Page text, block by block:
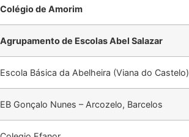
Colégio de Amorim
Agrupamento de Escolas Abel Salazar
Escola Básica da Abelheira (Viana do Castelo)
EB Gonçalo Nunes – Arcozelo, Barcelos